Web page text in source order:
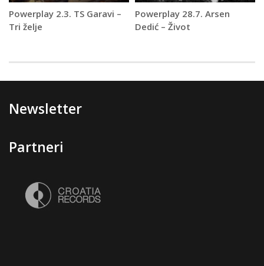
Powerplay 2.3. TS Garavi –
Tri želje
Powerplay 28.7. Arsen
Dedić – Život
Newsletter
Partneri